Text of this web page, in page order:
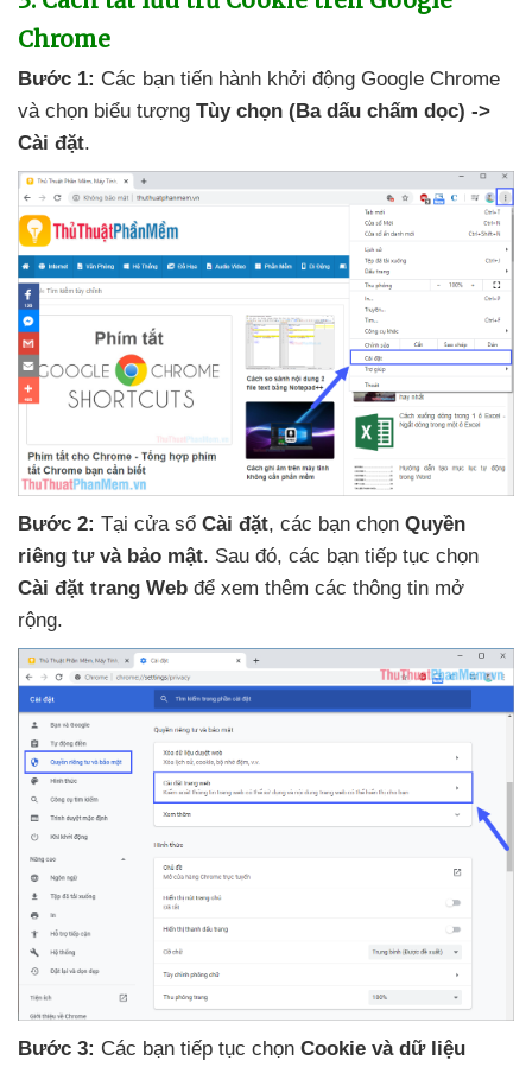
Chrome
Bước 1: Các bạn tiến hành khởi động Google Chrome
và chọn biểu tượng Tùy chọn (Ba dấu chấm dọc) ->
Cài đặt.
Bước 2: Tại cửa sổ Cài đặt, các bạn chọn Quyền
riêng tư và bảo mật. Sau đó, các bạn tiếp tục chọn
Cài đặt trang Web để xem thêm các thông tin mở
rộng.
Bước 3: Các bạn tiếp tục chọn Cookie và dữ liệu